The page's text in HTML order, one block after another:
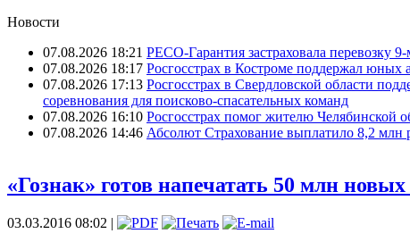
Новости
07.08.2026 18:21 РЕСО-Гарантия застраховала перевозку
07.08.2026 18:17 Росгосстрах в Костроме поддержал юных
07.08.2026 17:13 Росгосстрах в Свердловской области
соревнования для поисково‑спасательных команд
07.08.2026 16:10 Росгосстрах помог жителю Челябинской
07.08.2026 14:46 Абсолют Страхование выплатило 8,2 млн
«Гознак» готов напечатать 50 млн
03.03.2016 08:02 |